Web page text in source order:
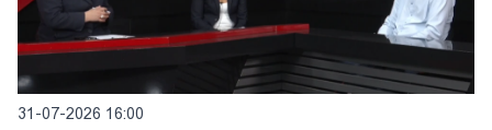
31-07-2026 16:00